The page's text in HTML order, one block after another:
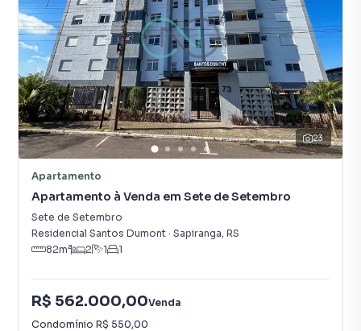
23
Apartamento
Apartamento à Venda em Sete de Setembro
Sete de Setembro
Residencial Santos Dumont · Sapiranga, RS
82m² 2 1 1
R$ 562.000,00Venda
Condomínio R$ 550,00